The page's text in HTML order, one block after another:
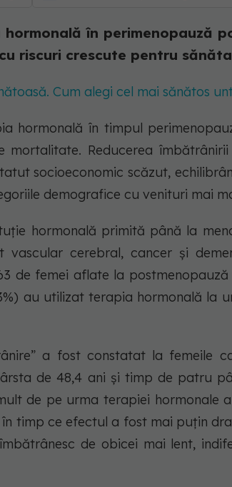
în perimenopauză
riscuri crescute pentru
Cum alegi cel mai sănătos
hormonală în timpul
Reducerea
socioeconomic scăzut,
demografice cu venituri mai
hormonală primită până la
cerebral, cancer și
de femei aflate la
au utilizat terapia hormonală la
a fost constatat la femeile
de 48,4 ani și timp de patru
de pe urma terapiei hormonale
timp ce efectul a fost mai puțin
de obicei mai lent,